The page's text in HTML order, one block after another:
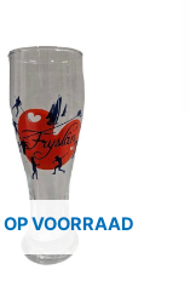
OP VOORRAAD